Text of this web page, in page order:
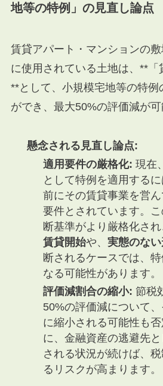
地等の特例」の見直し論点
賃貸アパート・マンションの
に使用されている土地は、**「
**として、小規模宅地等の特例
ができ、最大50%の評価減が可
懸念される見直し論点:
適用要件の厳格化: 現在
として特例を適用する
前にその賃貸事業を営
要件とされています。
断基準がより厳格化され
賃貸開始や、 実態のな
断されるケースでは、
なる可能性があります。
評価減割合の縮小: 節税
50%の評価減について
に縮小される可能性も
に、金融資産の逃避先
される状況が続けば、
るリスクが高まります。